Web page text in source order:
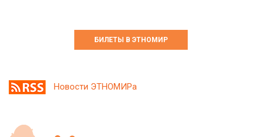
БИЛЕТЫ В ЭТНОМИР
Новости ЭТНОМИРа